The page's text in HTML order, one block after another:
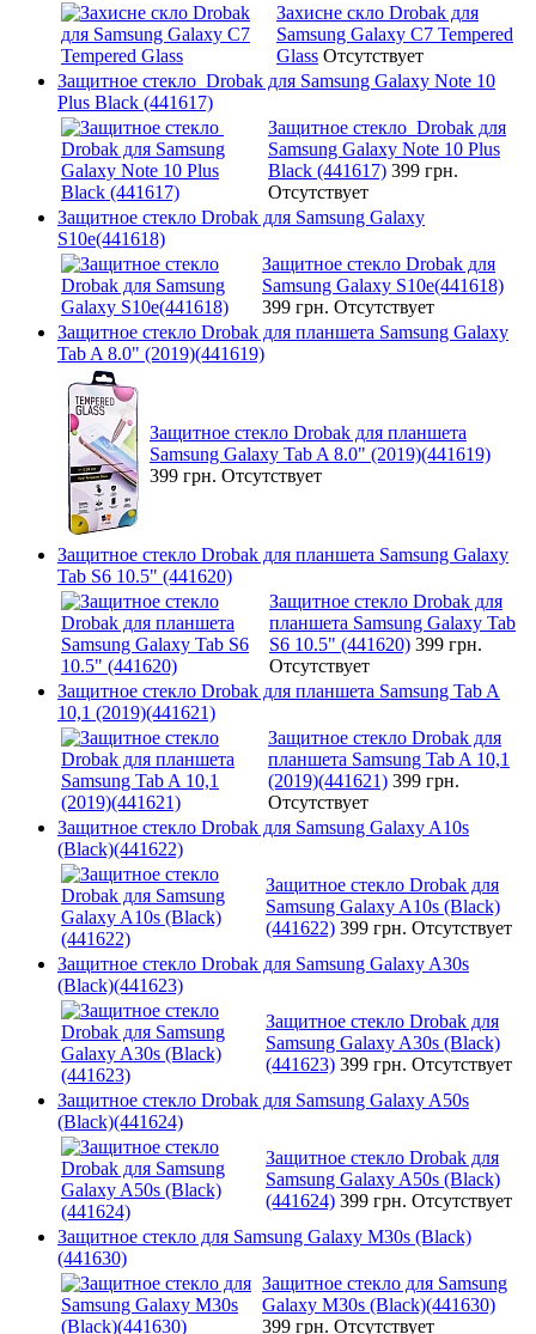
Захисне скло Drobak для
Samsung Galaxy C7 Tempered
Glass Отсутствует
Защитное стекло Drobak для Samsung Galaxy Note 10
Plus Black (441617)
Защитное стекло Drobak для
Samsung Galaxy Note 10 Plus
Black (441617) 399 грн.
Отсутствует
Защитное стекло Drobak для Samsung Galaxy
S10e(441618)
Защитное стекло Drobak для
Samsung Galaxy S10e(441618)
399 грн. Отсутствует
Защитное стекло Drobak для планшета Samsung Galaxy
Tab A 8.0" (2019)(441619)
Защитное стекло Drobak для планшета
Samsung Galaxy Tab A 8.0" (2019)(441619)
399 грн. Отсутствует
Защитное стекло Drobak для планшета Samsung Galaxy
Tab S6 10.5" (441620)
Защитное стекло Drobak для
планшета Samsung Galaxy Tab
S6 10.5" (441620) 399 грн.
Отсутствует
Защитное стекло Drobak для планшета Samsung Tab A
10,1 (2019)(441621)
Защитное стекло Drobak для
планшета Samsung Tab A 10,1
(2019)(441621) 399 грн.
Отсутствует
Защитное стекло Drobak для Samsung Galaxy A10s
(Black)(441622)
Защитное стекло Drobak для
Samsung Galaxy A10s (Black)
(441622) 399 грн. Отсутствует
Защитное стекло Drobak для Samsung Galaxy A30s
(Black)(441623)
Защитное стекло Drobak для
Samsung Galaxy A30s (Black)
(441623) 399 грн. Отсутствует
Защитное стекло Drobak для Samsung Galaxy A50s
(Black)(441624)
Защитное стекло Drobak для
Samsung Galaxy A50s (Black)
(441624) 399 грн. Отсутствует
Защитное стекло для Samsung Galaxy M30s (Black)
(441630)
Защитное стекло для Samsung
Galaxy M30s (Black)(441630)
399 грн. Отсутствует